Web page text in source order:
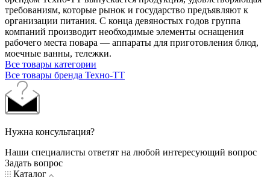
требованиям, которые рынок и государство предъявляют к
организации питания. С конца девяностых годов группа
компаний производит необходимые элементы оснащения
рабочего места повара — аппараты для приготовления блюд,
моечные ванны, тележки.
Все товары категории
Все товары бренда Техно-ТТ
Нужна консультация?
Наши специалисты ответят на любой интересующий вопрос
Задать вопрос
Каталог